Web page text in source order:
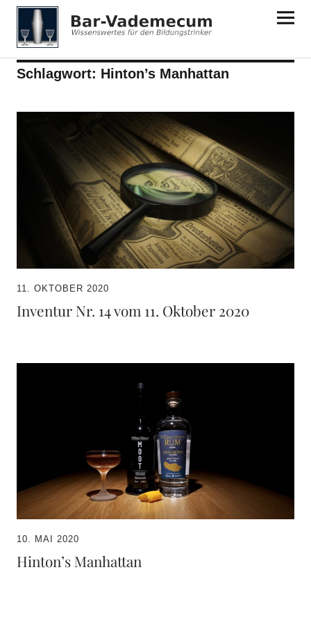
Bar-Vademecum
Schlagwort: Hinton’s Manhattan
11. OKTOBER 2020
Inventur Nr. 14 vom 11. Oktober 2020
10. MAI 2020
Hinton’s Manhattan